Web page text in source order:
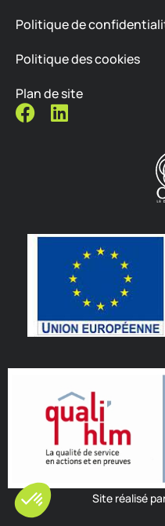
Politique de
Politique des cookies
Plan de site
Site réalisé